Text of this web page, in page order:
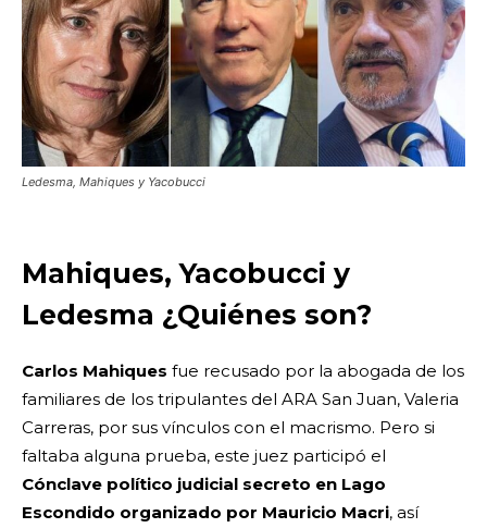
Ledesma, Mahiques y Yacobucci
Mahiques, Yacobucci y
Ledesma ¿Quiénes son?
Carlos Mahiques fue recusado por la abogada de los
familiares de los tripulantes del ARA San Juan, Valeria
Carreras, por sus vínculos con el macrismo. Pero si
faltaba alguna prueba, este juez participó el
Cónclave político judicial secreto en Lago
Escondido organizado por Mauricio Macri, así